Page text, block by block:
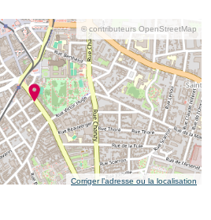
© contributeurs OpenStreetMap
Corriger l’adresse ou la localisation